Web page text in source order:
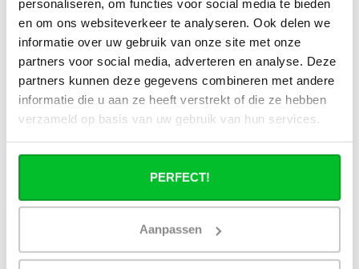
personaliseren, om functies voor social media te bieden
en om ons websiteverkeer te analyseren. Ook delen we
informatie over uw gebruik van onze site met onze
partners voor social media, adverteren en analyse. Deze
partners kunnen deze gegevens combineren met andere
informatie die u aan ze heeft verstrekt of die ze hebben
verzameld op basis van uw gebruik van hun services.
PERFECT!
Aanpassen
Livraison à partir de
notre propre stock
Délai de réflexion de 14
jours
Pas bon = remboursé
Venez vous chercher en
magasin ?
Nous sommes ouverts 6
Livraison rapide aux
Pays-Bas et en Belgique
Geen onverwachte